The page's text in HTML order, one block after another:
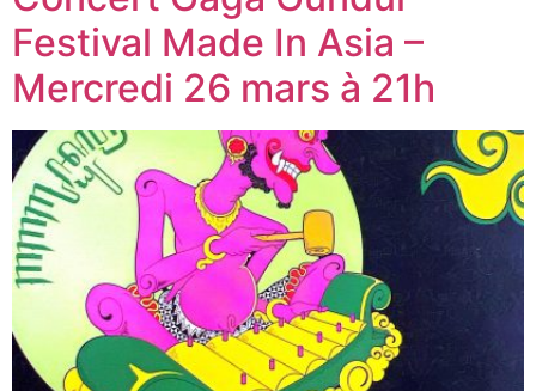
Festival Made In Asia –
Mercredi 26 mars à 21h